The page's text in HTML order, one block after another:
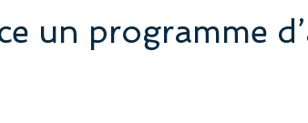
un programme